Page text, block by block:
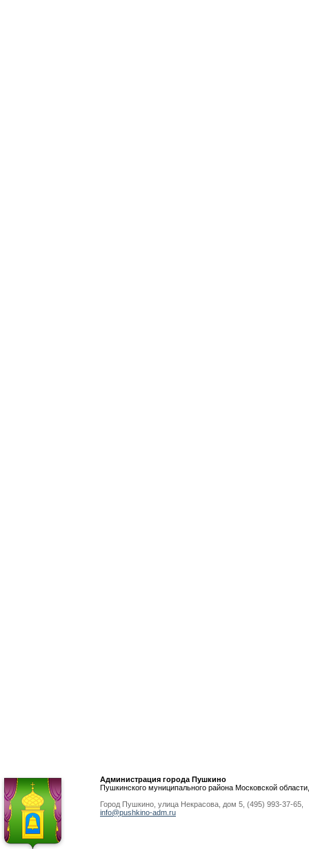
Администрация города Пушкино
Пушкинского муниципального района Московской области,
Город Пушкино, улица Некрасова, дом 5, (495) 993-37-65,
info@pushkino-adm.ru